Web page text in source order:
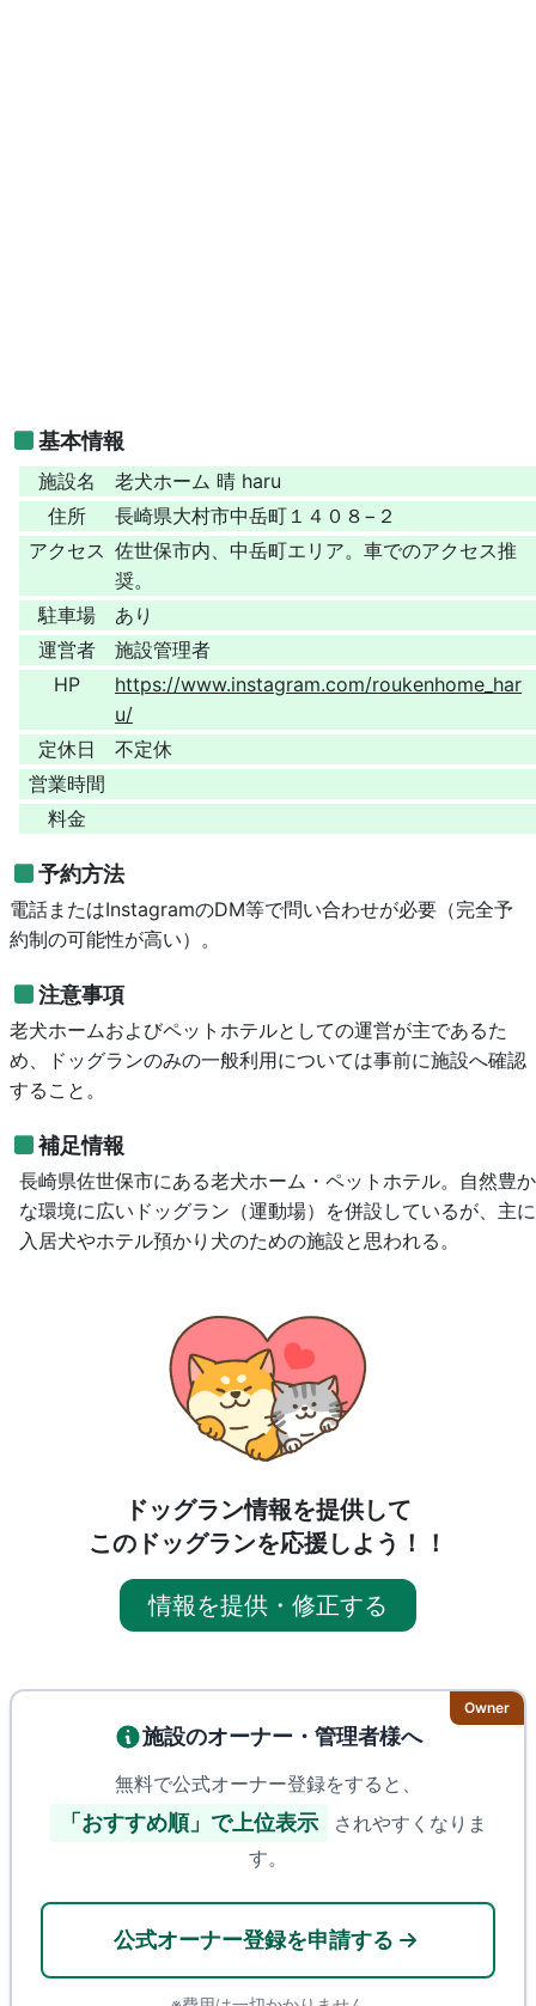
基本情報
施設名
老犬ホーム 晴 haru
住所
長崎県大村市中岳町１４０８−２
アクセス 佐世保市内、中岳町エリア。車でのアクセス推
奨。
駐車場
あり
運営者
施設管理者
HP
https://www.instagram.com/roukenhome_har
u/
定休日
不定休
営業時間
料金
予約方法
電話またはInstagramのDM等で問い合わせが必要（完全予
約制の可能性が高い）。
注意事項
老犬ホームおよびペットホテルとしての運営が主であるた
め、ドッグランのみの一般利用については事前に施設へ確認
すること。
補足情報
長崎県佐世保市にある老犬ホーム・ペットホテル。自然豊か
な環境に広いドッグラン（運動場）を併設しているが、主に
入居犬やホテル預かり犬のための施設と思われる。
ドッグラン情報を提供して
このドッグランを応援しよう！！
情報を提供・修正する
Owner
施設のオーナー・管理者様へ
無料で公式オーナー登録をすると、
「おすすめ順」で上位表示
されやすくなりま
す。
公式オーナー登録を申請する